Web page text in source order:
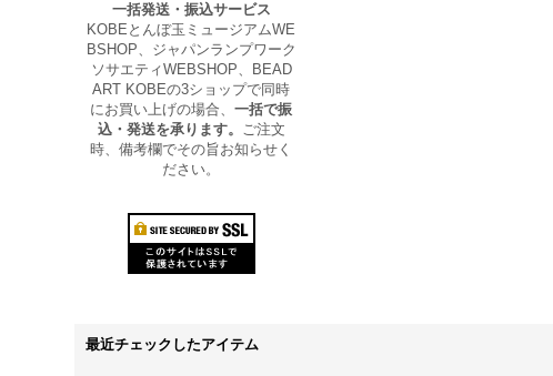
一括発送・振込サービス
KOBEとんぼ玉ミュージアムWE
BSHOP、ジャパンランプワーク
ソサエティWEBSHOP、BEAD
ART KOBEの3ショップで同時
にお買い上げの場合、一括で振
込・発送を承ります。 ご注文
時、備考欄でその旨お知らせく
ださい。
最近チェックしたアイテム